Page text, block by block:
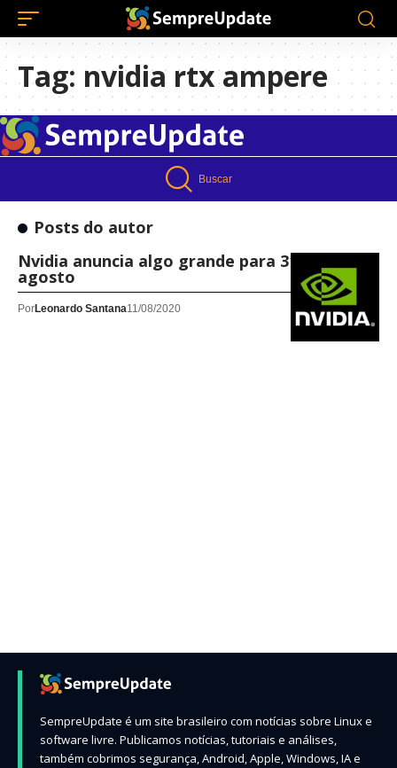
Tag: nvidia rtx ampere
Buscar
Posts do autor
Nvidia anuncia algo grande para 31 de
agosto
PorLeonardo Santana11/08/2020
SempreUpdate é um site brasileiro com notícias sobre Linux e
software livre. Publicamos notícias, tutoriais e análises,
também cobrimos segurança, Android, Apple, Windows, IA e